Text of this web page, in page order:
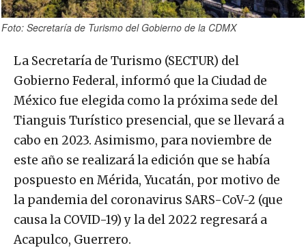
Foto: Secretaría de Turismo del Gobierno de la CDMX
La Secretaría de Turismo (SECTUR) del
Gobierno Federal, informó que la Ciudad de
México fue elegida como la próxima sede del
Tianguis Turístico presencial, que se llevará a
cabo en 2023. Asimismo, para noviembre de
este año se realizará la edición que se había
pospuesto en Mérida, Yucatán, por motivo de
la pandemia del coronavirus SARS-CoV-2 (que
causa la COVID-19) y la del 2022 regresará a
Acapulco, Guerrero.